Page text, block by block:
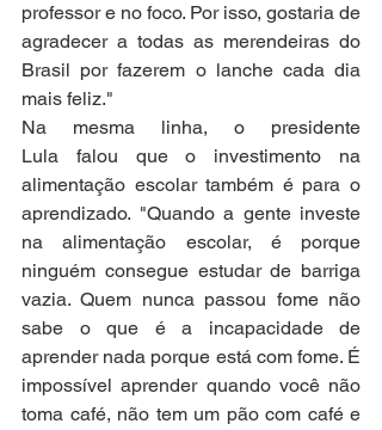
professor e no foco. Por isso, gostaria de
agradecer a todas as merendeiras do
Brasil por fazerem o lanche cada dia
mais feliz."
Na mesma linha, o presidente
Lula falou que o investimento na
alimentação escolar também é para o
aprendizado. "Quando a gente investe
na alimentação escolar, é porque
ninguém consegue estudar de barriga
vazia. Quem nunca passou fome não
sabe o que é a incapacidade de
aprender nada porque está com fome. É
impossível aprender quando você não
toma café, não tem um pão com café e